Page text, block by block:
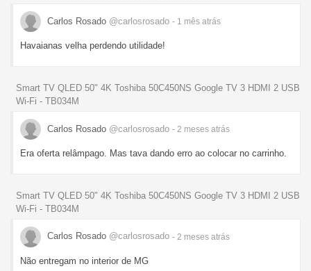
Carlos Rosado @carlosrosado - 1 mês atrás
Havaianas velha perdendo utilidade!
Smart TV QLED 50" 4K Toshiba 50C450NS Google TV 3 HDMI 2 USB
Wi-Fi - TB034M
Carlos Rosado @carlosrosado - 2 meses atrás
Era oferta relâmpago. Mas tava dando erro ao colocar no carrinho.
Smart TV QLED 50" 4K Toshiba 50C450NS Google TV 3 HDMI 2 USB
Wi-Fi - TB034M
Carlos Rosado @carlosrosado - 2 meses atrás
Não entregam no interior de MG